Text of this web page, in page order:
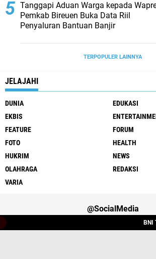
Tanggapi Aduan Warga kepada
Pemkab Bireuen Buka Data Riil
Penyaluran Bantuan Banjir
TERPOPULER LAINNYA
JELAJAHI
DUNIA
EDUKASI
EKBIS
FEATURE
FORUM
FOTO
HEALTH
HUKRIM
NEWS
OLAHRAGA
REDAKSI
VARIA
@SocialMedia
BNI